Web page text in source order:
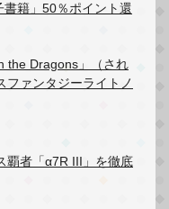
籍」50％ポイント還
the Dragons」（され
ファンタジーライトノ
覇者「α7R III」を徹底